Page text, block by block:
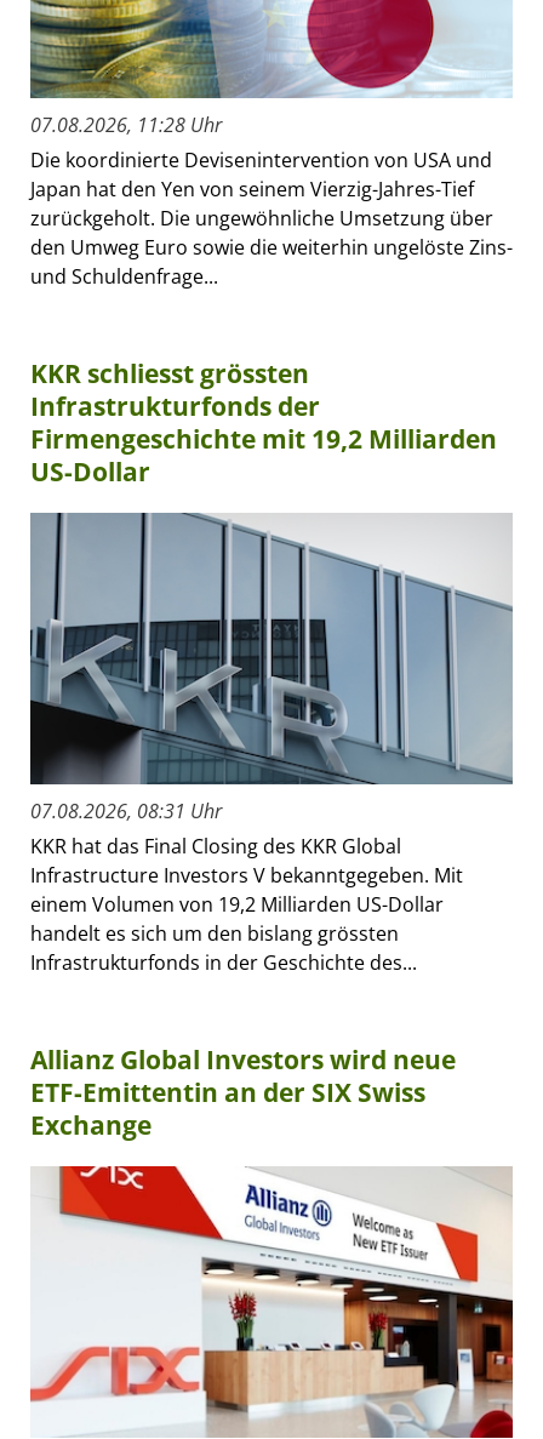
07.08.2026, 11:28 Uhr
Die koordinierte Devisenintervention von USA und
Japan hat den Yen von seinem Vierzig-Jahres-Tief
zurückgeholt. Die ungewöhnliche Umsetzung über
den Umweg Euro sowie die weiterhin ungelöste Zins-
und Schuldenfrage...
KKR schliesst grössten
Infrastrukturfonds der
Firmengeschichte mit 19,2 Milliarden
US-Dollar
07.08.2026, 08:31 Uhr
KKR hat das Final Closing des KKR Global
Infrastructure Investors V bekanntgegeben. Mit
einem Volumen von 19,2 Milliarden US-Dollar
handelt es sich um den bislang grössten
Infrastrukturfonds in der Geschichte des...
Allianz Global Investors wird neue
ETF-Emittentin an der SIX Swiss
Exchange